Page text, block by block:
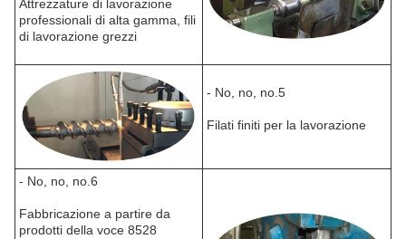
Attrezzature di lavorazione
professionali di alta gamma, fili
di lavorazione grezzi
- No, no, no.5
Filati finiti per la lavorazione
- No, no, no.6
Fabbricazione a partire da
prodotti della voce 8528